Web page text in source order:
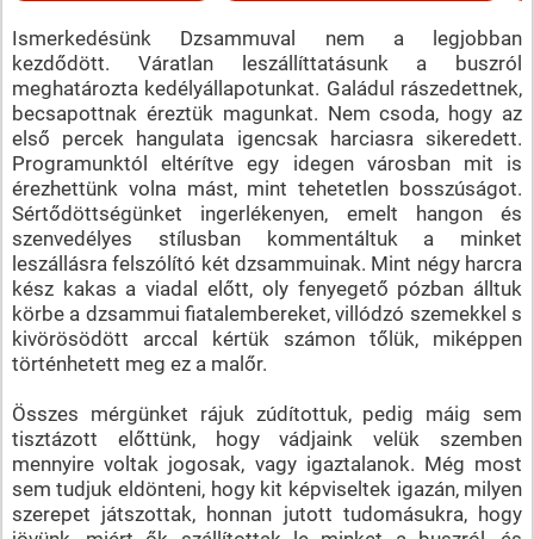
Ismerkedésünk Dzsammuval nem a legjobban
kezdődött. Váratlan leszállíttatásunk a buszról
meghatározta kedélyállapotunkat. Galádul rászedettnek,
becsapottnak éreztük magunkat. Nem csoda, hogy az
első percek hangulata igencsak harciasra sikeredett.
Programunktól eltérítve egy idegen városban mit is
érezhettünk volna mást, mint tehetetlen bosszúságot.
Sértődöttségünket ingerlékenyen, emelt hangon és
szenvedélyes stílusban kommentáltuk a minket
leszállásra felszólító két dzsammuinak. Mint négy harcra
kész kakas a viadal előtt, oly fenyegető pózban álltuk
körbe a dzsammui fiatalembereket, villódzó szemekkel s
kivörösödött arccal kértük számon tőlük, miképpen
történhetett meg ez a malőr.
Összes mérgünket rájuk zúdítottuk, pedig máig sem
tisztázott előttünk, hogy vádjaink velük szemben
mennyire voltak jogosak, vagy igaztalanok. Még most
sem tudjuk eldönteni, hogy kit képviseltek igazán, milyen
szerepet játszottak, honnan jutott tudomásukra, hogy